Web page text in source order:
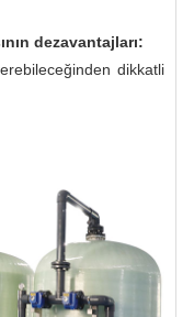
dezavantajları:
dikkatli